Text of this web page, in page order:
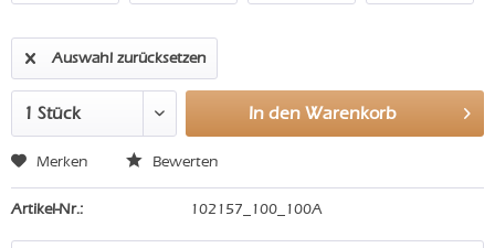
Auswahl zurücksetzen
In den Warenkorb
Merken Bewerten
Artikel-Nr.: 102157_100_100A